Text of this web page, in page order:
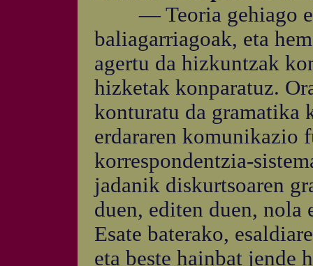
— Teoria gehiago
baliagarriagoak, eta
agertu da hizkuntzak
hizketak konparatuz.
konturatu da gramatika
erdararen komunikazio
korrespondentzia-
jadanik diskurtsoaren
duen, editen duen, nola
Esate baterako,
eta beste hainbat jende